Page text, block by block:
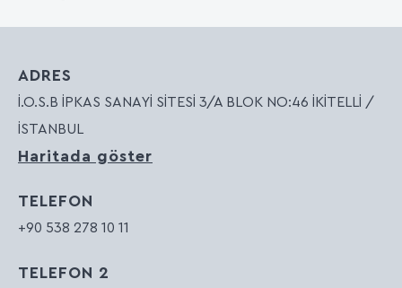
ADRES
İ.O.S.B İPKAS SANAYİ SİTESİ 3/A BLOK NO:46 İKİTELLİ /
İSTANBUL
Haritada göster
TELEFON
+90 538 278 10 11
TELEFON 2